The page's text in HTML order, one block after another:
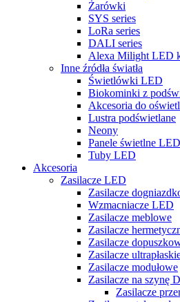
Żarówki
SYS series
LoRa series
DALI series
Alexa Milight LED
Inne źródła światła
Świetlówki LED
Biokominki z
Akcesoria do
Lustra podświetlane
Neony
Panele świetlne LED
Tuby LED
Akcesoria
Zasilacze LED
Zasilacze
Wzmacniacze LED
Zasilacze meblowe
Zasilacze
Zasilacze
Zasilacze
Zasilacze modułowe
Zasilacze na szynę
Zasilacze